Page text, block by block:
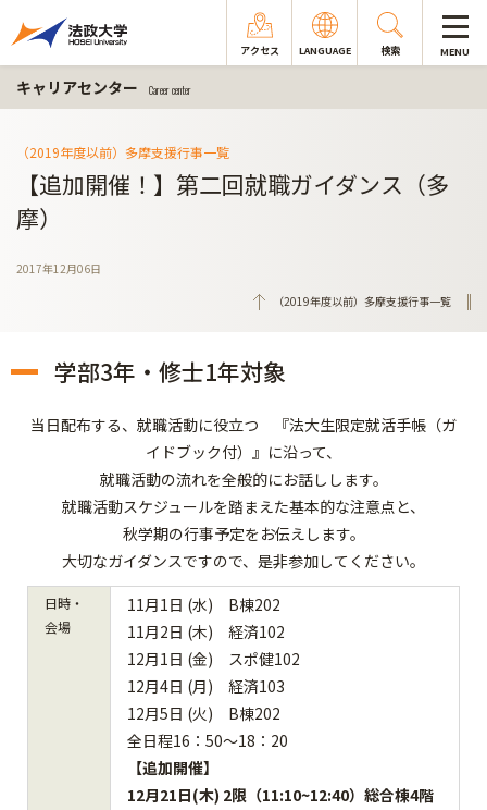
アクセス LANGUAGE 検索 MENU
キャリアセンター Career center
（2019年度以前）多摩支援行事一覧
【追加開催！】第二回就職ガイダンス（多
摩）
2017年12月06日
（2019年度以前）多摩支援行事一覧
学部3年・修士1年対象
当日配布する、就職活動に役立つ 『法大生限定就活手帳（ガ
イドブック付）』に沿って、
就職活動の流れを全般的にお話しします。
就職活動スケジュールを踏まえた基本的な注意点と、
秋学期の行事予定をお伝えします。
大切なガイダンスですので、是非参加してください。
日時・
会場
11月1日 (水) B棟202
11月2日 (木) 経済102
12月1日 (金) スポ健102
12月4日 (月) 経済103
12月5日 (火) B棟202
全日程16：50～18：20
【追加開催】
12月21日(木) 2限（11:10~12:40）総合棟4階